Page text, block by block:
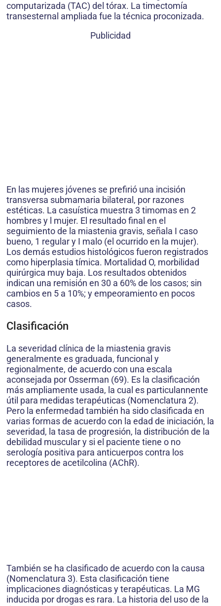
computarizada (TAC) del tórax. La timectomía
transesternal ampliada fue la técnica proconizada.
Publicidad
En las mujeres jóvenes se prefirió una incisión
transversa submamaria bilateral, por razones
estéticas. La casuística muestra 3 timomas en 2
hombres y l mujer. El resultado final en el
seguimiento de la miastenia gravis, señala I caso
bueno, 1 regular y I malo (el ocurrido en la mujer).
Los demás estudios histológicos fueron registrados
como hiperplasia tímica. Mortalidad O, morbilidad
quirúrgica muy baja. Los resultados obtenidos
indican una remisión en 30 a 60% de los casos; sin
cambios en 5 a 10%; y empeoramiento en pocos
casos.
Clasificación
La severidad clínica de la miastenia gravis
generalmente es graduada, funcional y
regionalmente, de acuerdo con una escala
aconsejada por Osserman (69). Es la clasificación
más ampliamente usada, la cual es particulannente
útil para medidas terapéuticas (Nomenclatura 2).
Pero la enfermedad también ha sido clasificada en
varias formas de acuerdo con la edad de iniciación, la
severidad, la tasa de progresión, la distribución de la
debilidad muscular y si el paciente tiene o no
serología positiva para anticuerpos contra los
receptores de acetilcolina (AChR).
También se ha clasificado de acuerdo con la causa
(Nomenclatura 3). Esta clasificación tiene
implicaciones diagnósticas y terapéuticas. La MG
inducida por drogas es rara. La historia del uso de la